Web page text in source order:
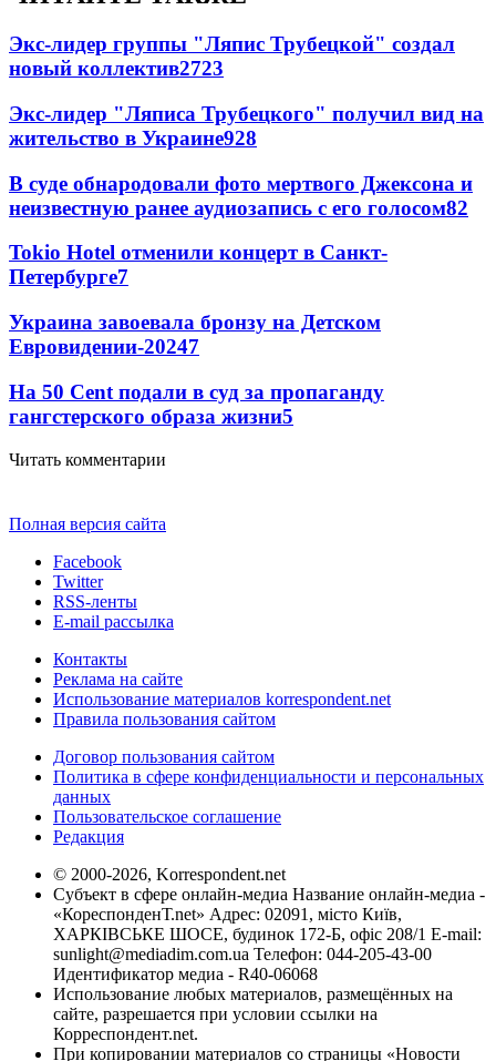
Экс-лидер группы "Ляпис Трубецкой" создал
новый коллектив2723
Экс-лидер "Ляписа Трубецкого" получил вид на
жительство в Украине928
В суде обнародовали фото мертвого Джексона и
неизвестную ранее аудиозапись с его голосом82
Tokio Hotel отменили концерт в Санкт-
Петербурге7
Украина завоевала бронзу на Детском
Евровидении-20247
На 50 Cent подали в суд за пропаганду
гангстерского образа жизни5
Читать комментарии
Полная версия сайта
Facebook
Twitter
RSS-ленты
E-mail рассылка
Контакты
Реклама на сайте
Использование материалов korrespondent.net
Правила пользования сайтом
Договор пользования сайтом
Политика в сфере конфиденциальности и персональных
данных
Пользовательское соглашение
Редакция
© 2000-2026, Korrespondent.net
Субъект в сфере онлайн-медиа Название онлайн-медиа -
«КореспонденТ.net» Адрес: 02091, місто Київ,
ХАРКІВСЬКЕ ШОСЕ, будинок 172-Б, офіс 208/1 E-mail:
sunlight@mediadim.com.ua Телефон: 044-205-43-00
Идентификатор медиа - R40-06068
Использование любых материалов, размещённых на
сайте, разрешается при условии ссылки на
Корреспондент.net.
При копировании материалов со страницы «Новости